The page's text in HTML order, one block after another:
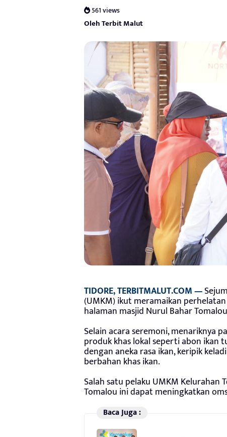
561 views
Oleh Terbit Malut
TIDORE, TERBITMALUT.COM —
(UMKM) ikut meramaikan
halaman masjid Nurul Bahar
Selain acara seremoni, menariknya
produk khas lokal seperti abon ikan
dengan aneka rasa ikan, keripik
berbahan khas ikan.
Salah satu pelaku UMKM Kelurahan
Tomalou ini dapat meningkatkan
Baca Juga :